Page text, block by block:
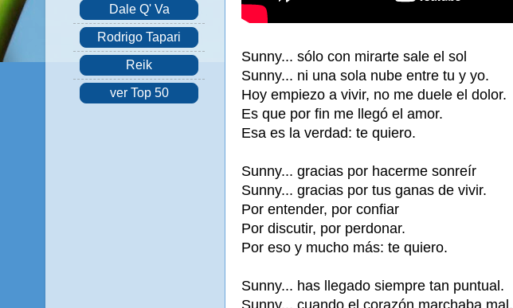
Sunny... sólo con mirarte sale el sol
Sunny... ni una sola nube entre tu y yo.
Hoy empiezo a vivir, no me duele el dolor.
Es que por fin me llegó el amor.
Esa es la verdad: te quiero.
Sunny... gracias por hacerme sonreír
Sunny... gracias por tus ganas de vivir.
Por entender, por confiar
Por discutir, por perdonar.
Por eso y mucho más: te quiero.
Sunny... has llegado siempre tan puntual.
Sunny... cuando el corazón marchaba mal.
Dale Q' Va
Rodrigo Tapari
Reik
ver Top 50